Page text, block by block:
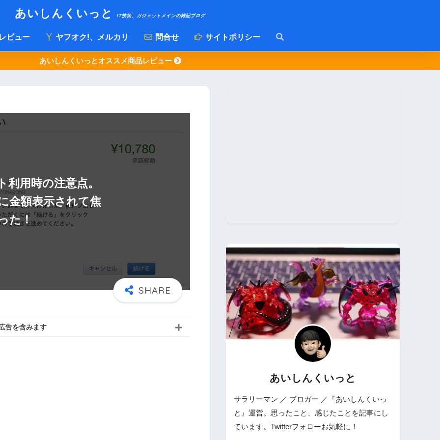
あいしんくいっと IT技術、ガジェットメインの雑記ブログ
ビュー ヤフオク!、メルカリ 問合せ サイトポリシー
あいしんくいっとオススメ商品レビュー
用時の注意点。
金額表示されて焦
た！
告を含みます
あいしんくいっと
サラリーマン ／ ブロガー ／『あいしんくいっ
と』運営。思ったこと、感じたことを記事にし
ています。Twitterフォローお気軽に！